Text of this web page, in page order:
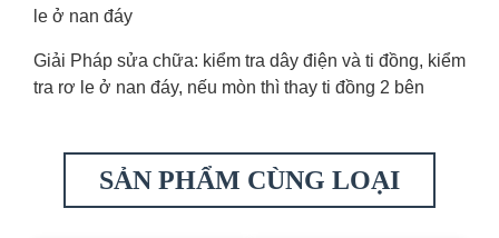
le ở nan đáy
Giải Pháp sửa chữa: kiểm tra dây điện và ti đồng, kiểm
tra rơ le ở nan đáy, nếu mòn thì thay ti đồng 2 bên
SẢN PHẨM CÙNG LOẠI